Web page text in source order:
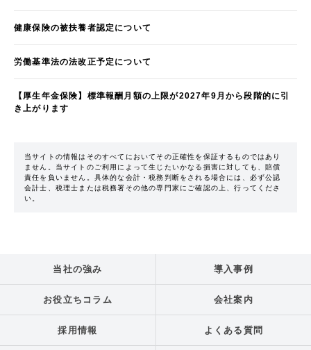
健康保険の被扶養者認定について
労働基準法の法改正予定について
【厚生年金保険】標準報酬月額の上限が2027年9月から段階的に引
き上がります
当サイトの情報はそのすべてにおいてその正確性を保証するものではあり
ません。当サイトのご利用によって生じたいかなる損害に対しても、賠償
責任を負いません。具体的な会計・税務判断をされる場合には、必ず公認
会計士、税理士または税務署その他の専門家にご確認の上、行ってくださ
い。
当社の強み 導入事例
お役立ちコラム 会社案内
採用情報 よくある質問